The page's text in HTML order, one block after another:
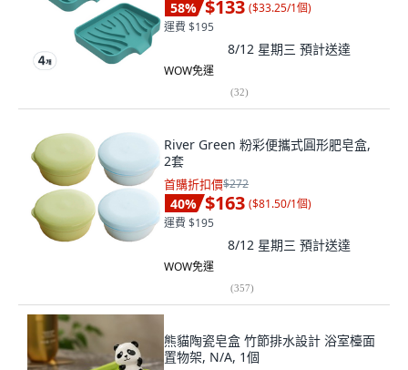
58% $133 ($33.25/1個)
運費 $195
8/12 星期三 預計送達
WOW免運
(32)
River Green 粉彩便攜式圓形肥皂盒,
2套
首購折扣價$272
40% $163 ($81.50/1個)
運費 $195
8/12 星期三 預計送達
WOW免運
(357)
熊貓陶瓷皂盒 竹節排水設計 浴室檯面
置物架, N/A, 1個